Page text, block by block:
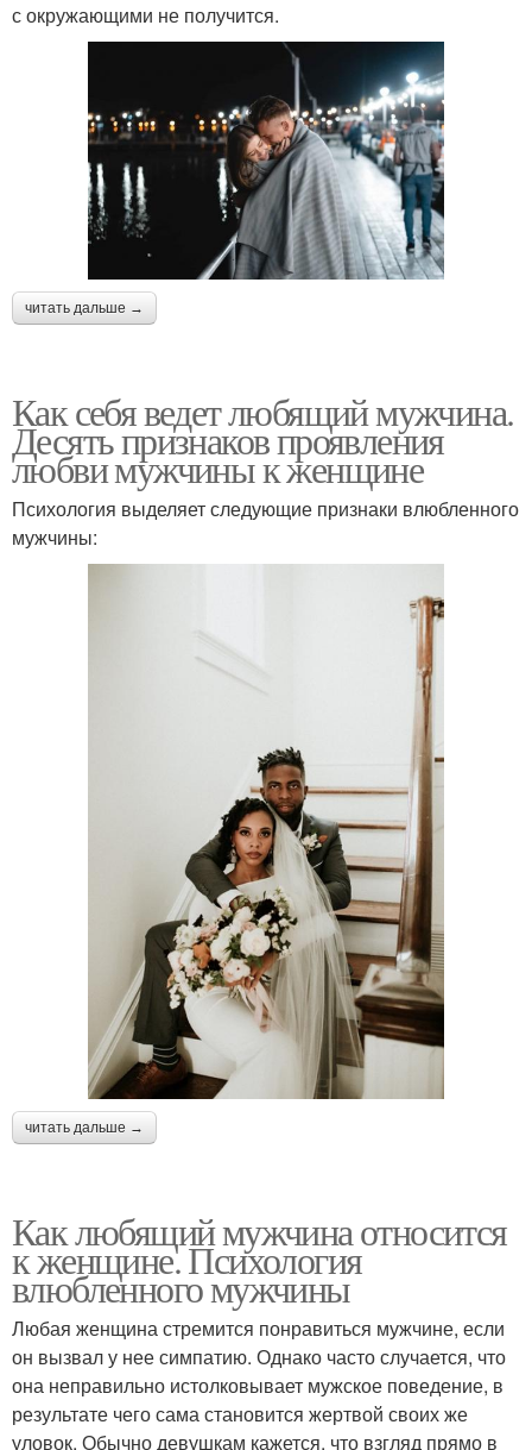
с окружающими не получится.
читать дальше →
Как себя ведет любящий мужчина.
Десять признаков проявления
любви мужчины к женщине
Психология выделяет следующие признаки влюбленного
мужчины:
читать дальше →
Как любящий мужчина относится
к женщине. Психология
влюбленного мужчины
Любая женщина стремится понравиться мужчине, если
он вызвал у нее симпатию. Однако часто случается, что
она неправильно истолковывает мужское поведение, в
результате чего сама становится жертвой своих же
уловок. Обычно девушкам кажется, что взгляд прямо в